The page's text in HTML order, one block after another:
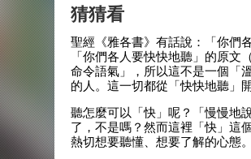
猜猜看
聖經《雅各書》有話說：「你們
「你們各人要快快地聽」的原文
命令語氣」，所以這不是一個
的人。這一切都從「快快地聽」開
聽怎麼可以「快」呢？「慢慢地
了，不是嗎？然而這裡「快」這
熱切想要聽懂、想要了解的心態。